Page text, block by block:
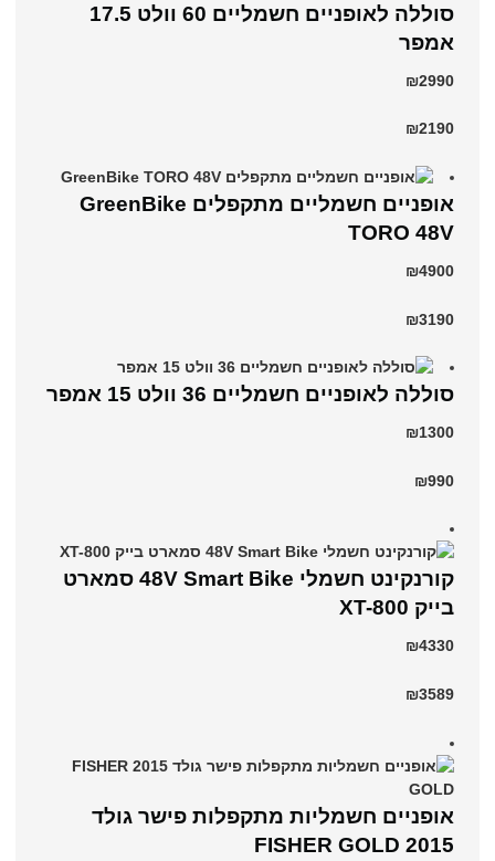
סוללה לאופניים חשמליים 60 וולט 17.5
אמפר
₪2990
₪2190
אופניים חשמליים מתקפלים GreenBike
TORO 48V
₪4900
₪3190
סוללה לאופניים חשמליים 36 וולט 15 אמפר
₪1300
₪990
קורנקינט חשמלי 48V Smart Bike סמארט
בייק XT-800
₪4330
₪3589
אופניים חשמליות מתקפלות פישר גולד
2015 FISHER GOLD